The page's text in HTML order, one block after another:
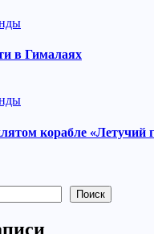
в Гималаях
корабле «Летучий
Поиск